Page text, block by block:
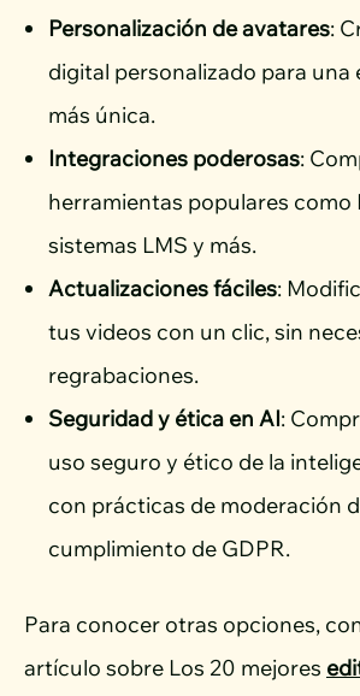
Personalización de avatares:
digital personalizado para una
más única.
Integraciones poderosas:
herramientas populares como
sistemas LMS y más.
Actualizaciones fáciles:
tus videos con un clic, sin
regrabaciones.
Seguridad y ética en AI:
uso seguro y ético de la
con prácticas de moderación
cumplimiento de GDPR.
Para conocer otras opciones,
artículo sobre Los 20 mejores